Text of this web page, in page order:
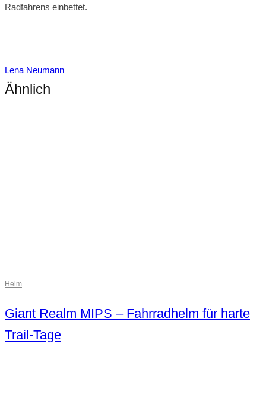
Radfahrens einbettet.
Lena Neumann
Ähnlich
Helm
Giant Realm MIPS – Fahrradhelm für harte
Trail-Tage